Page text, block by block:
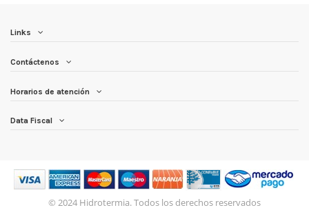
Links
Contáctenos
Horarios de atención
Data Fiscal
© 2024 Hidrotermia. Todos los derechos reservados